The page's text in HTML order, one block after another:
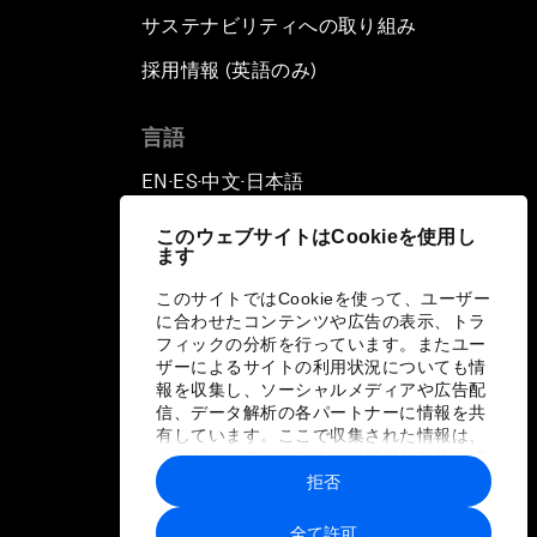
このウェブサイトはCookieを使用し
ます
このサイトではCookieを使って、ユーザー
に合わせたコンテンツや広告の表示、トラ
フィックの分析を行っています。またユー
ザーによるサイトの利用状況についても情
報を収集し、ソーシャルメディアや広告配
信、データ解析の各パートナーに情報を共
有しています。ここで収集された情報は、
ユーザーが各パートナーに提供した他の情
報や各パートナーのサービスを使用した際
に収集された情報と組み合わされ、各パー
トナーによって使用されることがありま
全て許可
拒否
サステナビリティへの取り組み
採用情報 (英語のみ)
言語
EN ▪ES▪中文▪ 日本語